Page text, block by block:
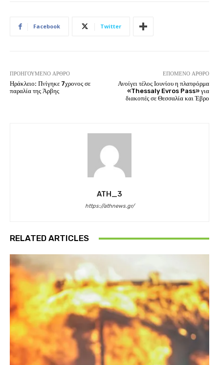
Facebook Twitter
ΠΡΟΗΓΟΎΜΕΝΟ ΆΡΘΡΟ
Ηράκλειο: Πνίγηκε 7χρονος σε
παραλία της Άρβης
ΕΠΌΜΕΝΟ ΆΡΘΡΟ
Ανοίγει τέλος Ιουνίου η πλατφόρμα
«Thessaly Evros Pass» για
διακοπές σε Θεσσαλία και Έβρο
ATH_3
https://athnews.gr/
RELATED ARTICLES